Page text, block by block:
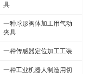
具
一种球形阀体加工用气动
夹具
一种传感器定位加工工装
一种工业机器人制造用切